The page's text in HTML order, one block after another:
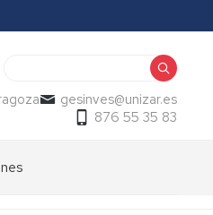
gesinves@unizar.es
876 55 35 83